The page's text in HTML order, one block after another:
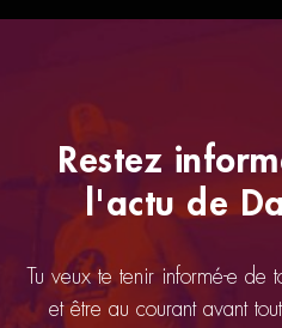
Restez
l'actu de
Tu veux te tenir informé-e de
et être au courant avant